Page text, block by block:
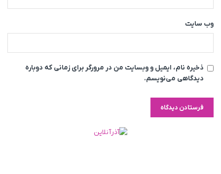
وب‌ سایت
ذخیره نام، ایمیل و وبسایت من در مرورگر برای زمانی که دوباره
دیدگاهی می‌نویسم.